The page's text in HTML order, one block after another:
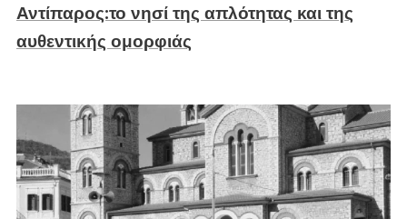
Αντίπαρος:το νησί της απλότητας και της
αυθεντικής ομορφιάς